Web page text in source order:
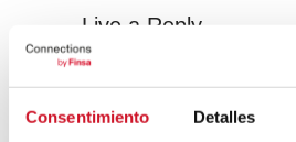
Consentimiento Detalles
Live a Reply